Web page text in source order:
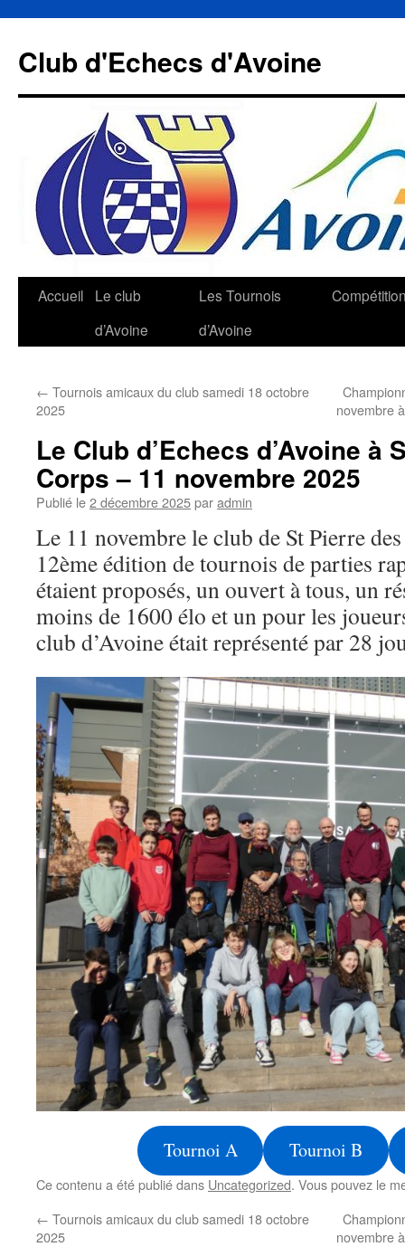
contenu
Club d'Echecs d'Avoine
Accueil
Le club
d’Avoine
Les Tournois
d’Avoine
← Tournois amicaux du club samedi 18 octobre
2025
novembre
Le Club d’Echecs d’Avoine à
Corps – 11 novembre 2025
Publié le2 décembre 2025paradmin
Le 11 novembre le club de St Pierre
12ème édition de tournois de parties
étaient proposés, un ouvert à tous, un
moins de 1600 élo et un pour les
club d’Avoine était représenté par 28
Tournoi A Tournoi B
Ce contenu a été publié dans Uncategorized. Vous pouvez le
← Tournois amicaux du club samedi 18 octobre
2025
novembre